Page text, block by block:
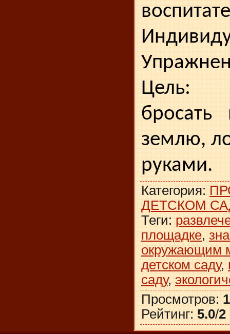
Цель:
землю,
руками.
Категория:
ДЕТСКОМ
Теги:
площадке,
окружающим
детском саду,
саду,
Просмотров:
Рейтинг: 5.0/2